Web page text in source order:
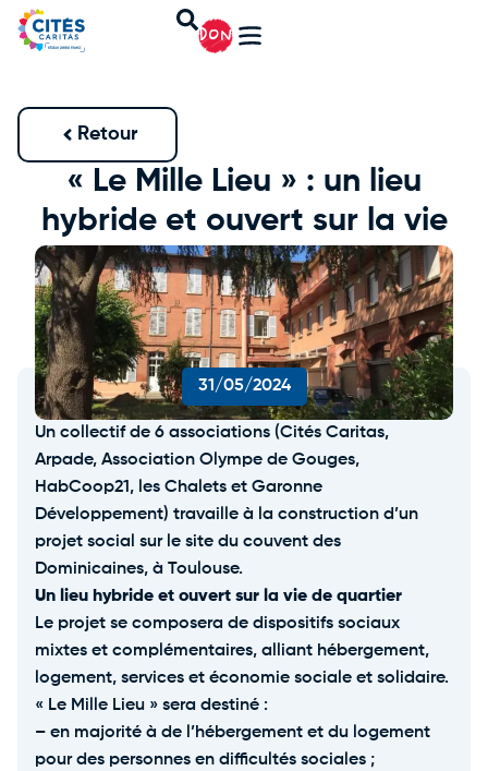
DON
Retour
« Le Mille Lieu » : un lieu
hybride et ouvert sur la vie
de quartier
31/05/2024
Un collectif de 6 associations (Cités Caritas,
Arpade, Association Olympe de Gouges,
HabCoop21, les Chalets et Garonne
Développement) travaille à la construction d’un
projet social sur le site du couvent des
Dominicaines, à Toulouse.
Un lieu hybride et ouvert sur la vie de quartier
Le projet se composera de dispositifs sociaux
mixtes et complémentaires, alliant hébergement,
logement, services et économie sociale et solidaire.
« Le Mille Lieu » sera destiné :
– en majorité à de l’hébergement et du logement
pour des personnes en difficultés sociales ;